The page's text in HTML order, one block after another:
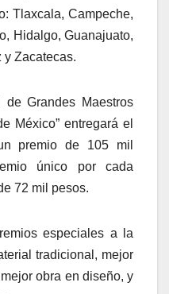
Tlaxcala, Campeche,
Hidalgo, Guanajuato,
y Zacatecas.
de Grandes Maestros
México” entregará el
premio de 105 mil
único por cada
72 mil pesos.
especiales a la
tradicional, mejor
obra en diseño, y